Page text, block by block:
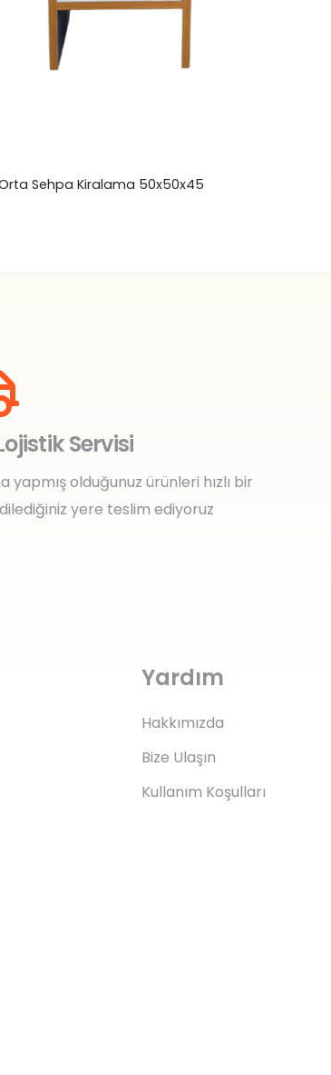
Sehpa Kiralama 50x50x45
Servisi
yapmış olduğunuz ürünleri hızlı bir
yere teslim ediyoruz
Yardım
Hakkımızda
Bize Ulaşın
Kullanım Koşulları